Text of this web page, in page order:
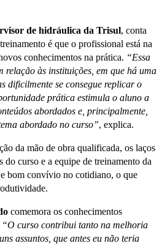
de hidráulica da Trisul, conta
é que o profissional está na
conhecimentos na prática. “Essa
relação às instituições, em que há uma
dificilmente se consegue replicar o
prática estimula o aluno a
abordados e, principalmente,
abordado no curso”, explica.
da mão de obra qualificada, os laços
do curso e a equipe de treinamento da
bom convívio no cotidiano, o que
comemora os conhecimentos
“O curso contribui tanto na melhoria
assuntos, que antes eu não teria